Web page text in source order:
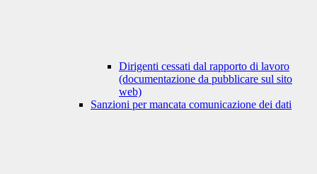
Dirigenti cessati dal rapporto di lavoro
(documentazione da pubblicare sul sito
web)
Sanzioni per mancata comunicazione dei dati